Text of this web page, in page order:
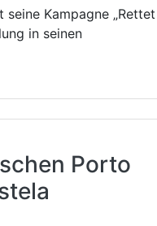
Kampagne „Rettet
in seinen
Porto